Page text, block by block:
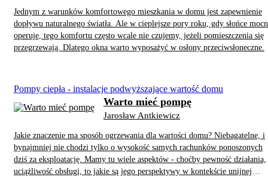
Jednym z warunków komfortowego mieszkania w domu jest zapewnienie
dopływu naturalnego światła. Ale w cieplejsze pory roku, gdy słońce
operuje, tego komfortu często wcale nie czujemy, jeżeli pomieszczenia się
przegrzewają. Dlatego okna warto wyposażyć w osłony przeciwsłoneczne.
Pompy ciepła - instalacje podwyższające wartość domu
Jakie znaczenie ma sposób ogrzewania dla wartości domu? Niebagatelne, i
bynajmniej nie chodzi tylko o wysokość samych rachunków ponoszonych
dziś za eksploatację. Mamy tu wiele aspektów - choćby pewność działania,
uciążliwość obsługi, to jakie są jego perspektywy w kontekście unijnej
Warto mieć pompę
Jarosław Antkiewicz